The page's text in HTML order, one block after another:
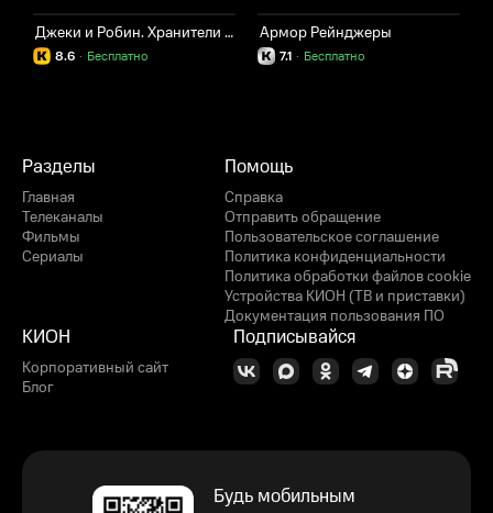
Джеки и Робин. Хранители приложений
8.6 Бесплатно
·
Армор Рейнджеры
7.1 Бесплатно
·
Разделы
Главная
Телеканалы
Фильмы
Сериалы
Помощь
Справка
Отправить обращение
Пользовательское соглашение
Политика конфиденциальности
Политика обработки файлов cookie
Устройства КИОН (ТВ и приставки)
Документация пользования ПО
КИОН
Корпоративный сайт
Блог
Подписывайся
Будь мобильным